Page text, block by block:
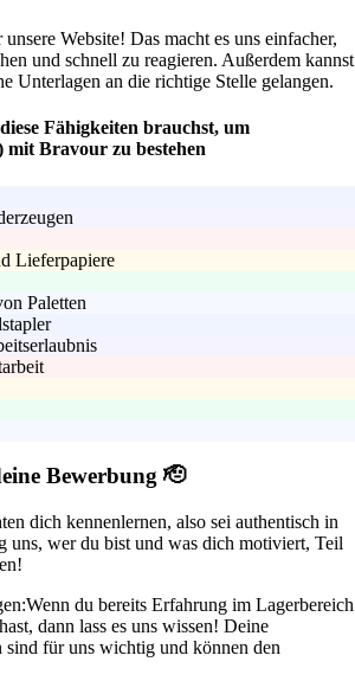
Website! Das macht es uns einfacher,
und schnell zu reagieren. Außerdem kannst
Unterlagen an die richtige Stelle gelangen.
Fähigkeiten brauchst, um
Bravour zu bestehen
Lieferpapiere
Paletten
Bewerbung 🫡
dich kennenlernen, also sei authentisch in
uns, wer du bist und was dich motiviert, Teil
Wenn du bereits Erfahrung im Lagerbereich
dann lass es uns wissen! Deine
sind für uns wichtig und können den